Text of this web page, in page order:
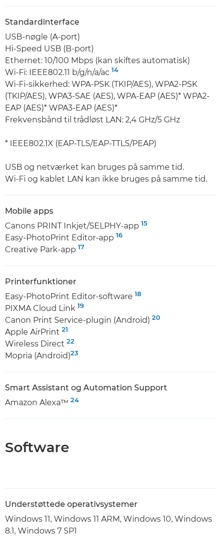
Standardinterface
USB-nøgle (A-port)
Hi-Speed USB (B-port)
Ethernet: 10/100 Mbps (kan skiftes automatisk)
Wi-Fi: IEEE802.11 b/g/n/a/ac 14
Wi-Fi-sikkerhed: WPA-PSK (TKIP/AES), WPA2-PSK
(TKIP/AES), WPA3-SAE (AES), WPA-EAP (AES)* WPA2-
EAP (AES)* WPA3-EAP (AES)*
Frekvensbånd til trådløst LAN: 2,4 GHz/5 GHz
* IEEE802.1X (EAP-TLS/EAP-TTLS/PEAP)
USB og netværket kan bruges på samme tid.
Wi-Fi og kablet LAN kan ikke bruges på samme tid.
Mobile apps
Canons PRINT Inkjet/SELPHY-app 15
Easy-PhotoPrint Editor-app 16
Creative Park-app 17
Printerfunktioner
Easy-PhotoPrint Editor-software 18
PIXMA Cloud Link 19
Canon Print Service-plugin (Android) 20
Apple AirPrint 21
Wireless Direct 22
Mopria (Android)23
Smart Assistant og Automation Support
Amazon Alexa™ 24
Software
Understøttede operativsystemer
Windows 11, Windows 11 ARM, Windows 10, Windows
8.1, Windows 7 SP1